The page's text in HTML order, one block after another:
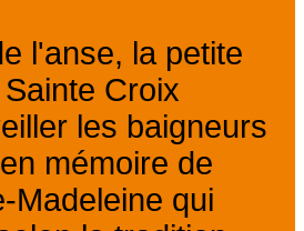
l'anse, la petite
Croix
les baigneurs
mémoire de
Madeleine qui